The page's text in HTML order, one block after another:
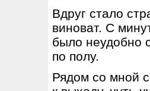
Вдруг стало
виноват. С
было неудобно
по полу.
Рядом со мной